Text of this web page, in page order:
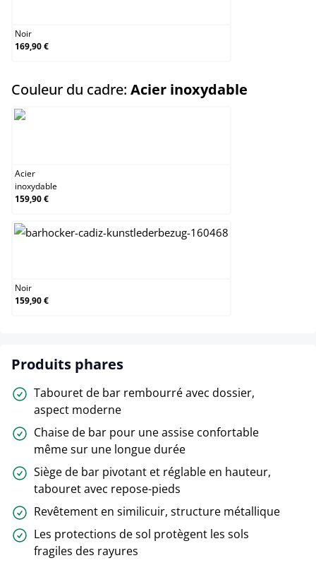
Noir
169,90 €
Couleur du cadre: Acier inoxydable
Acier
inoxydable
159,90 €
Noir
159,90 €
Produits phares
Tabouret de bar rembourré avec dossier,
aspect moderne
Chaise de bar pour une assise confortable
même sur une longue durée
Siège de bar pivotant et réglable en hauteur,
tabouret avec repose-pieds
Revêtement en similicuir, structure métallique
Les protections de sol protègent les sols
fragiles des rayures